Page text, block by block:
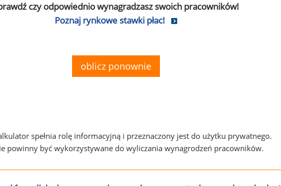
czy odpowiednio wynagradzasz swoich pracowników!
Poznaj rynkowe stawki płac!
oblicz ponownie
spełnia rolę informacyjną i przeznaczony jest do użytku prywatnego.
powinny być wykorzystywane do wyliczania wynagrodzeń pracowników.